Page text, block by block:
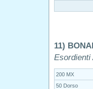
11)
Esordienti
200 MX
50 Dorso